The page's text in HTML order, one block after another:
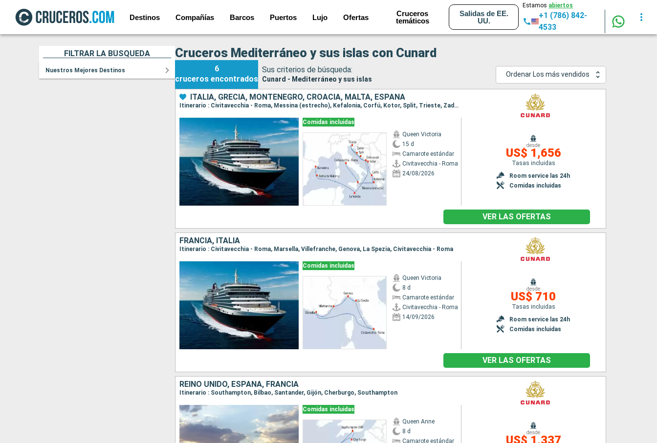
Destinos Compañías Barcos Puertos Lujo Ofertas
Cruceros
temáticos
Salidas de EE.
UU.
Estamos abiertos
+1 (786) 842-
4533
FILTRAR LA BÚSQUEDA
Nuestros Mejores Destinos
Cruceros Mediterráneo y sus islas con Cunard
6
cruceros encontrados
Sus criterios de búsqueda:
Cunard - Mediterráneo y sus islas
Ordenar Los más vendidos
ITALIA, GRECIA, MONTENEGRO, CROACIA, MALTA, ESPAÑA
Itinerario : Civitavecchia - Roma, Messina (estrecho), Kefalonia, Corfú, Kotor, Split, Trieste, Zadar, Dubrovnik, La Valetta, Palma de Mallorca, Barcelona
Comidas incluidas
Queen Victoria
15 d
Camarote estándar
Civitavecchia - Roma
24/08/2026
desde
US$ 1,656
Tasas incluidas
Room service las 24h
Comidas incluidas
VER LAS OFERTAS
FRANCIA, ITALIA
Itinerario : Civitavecchia - Roma, Marsella, Villefranche, Genova, La Spezia, Civitavecchia - Roma
Comidas incluidas
Queen Victoria
8 d
Camarote estándar
Civitavecchia - Roma
14/09/2026
desde
US$ 710
Tasas incluidas
Room service las 24h
Comidas incluidas
VER LAS OFERTAS
REINO UNIDO, ESPAÑA, FRANCIA
Itinerario : Southampton, Bilbao, Santander, Gijón, Cherburgo, Southampton
Comidas incluidas
Queen Anne
8 d
Camarote estándar
desde
US$ 1,337